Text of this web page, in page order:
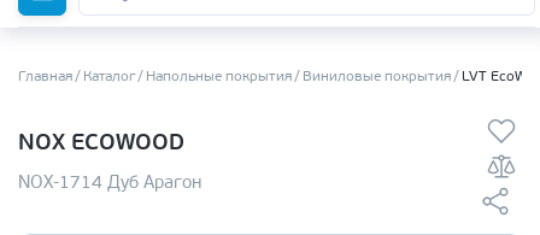
Главная Каталог Напольные покрытия Виниловые покрытия LVT
NOX ECOWOOD
NOX-1714 Дуб Арагон